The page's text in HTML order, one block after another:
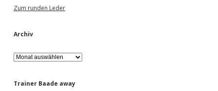
Zum runden Leder
Archiv
A
r
h
Trainer Baade away